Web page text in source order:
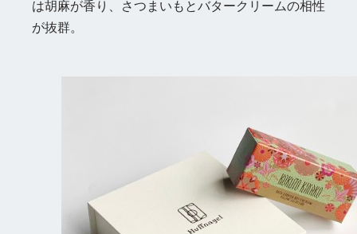
は胡麻が香り、さつまいもとバタークリームの相性
が抜群。